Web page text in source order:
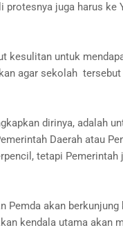
juga harus ke
kesulitan untuk
agar sekolah
dirinya, adalah
Daerah atau
tetapi Pemerintah
Pemda akan
kendala utama akan